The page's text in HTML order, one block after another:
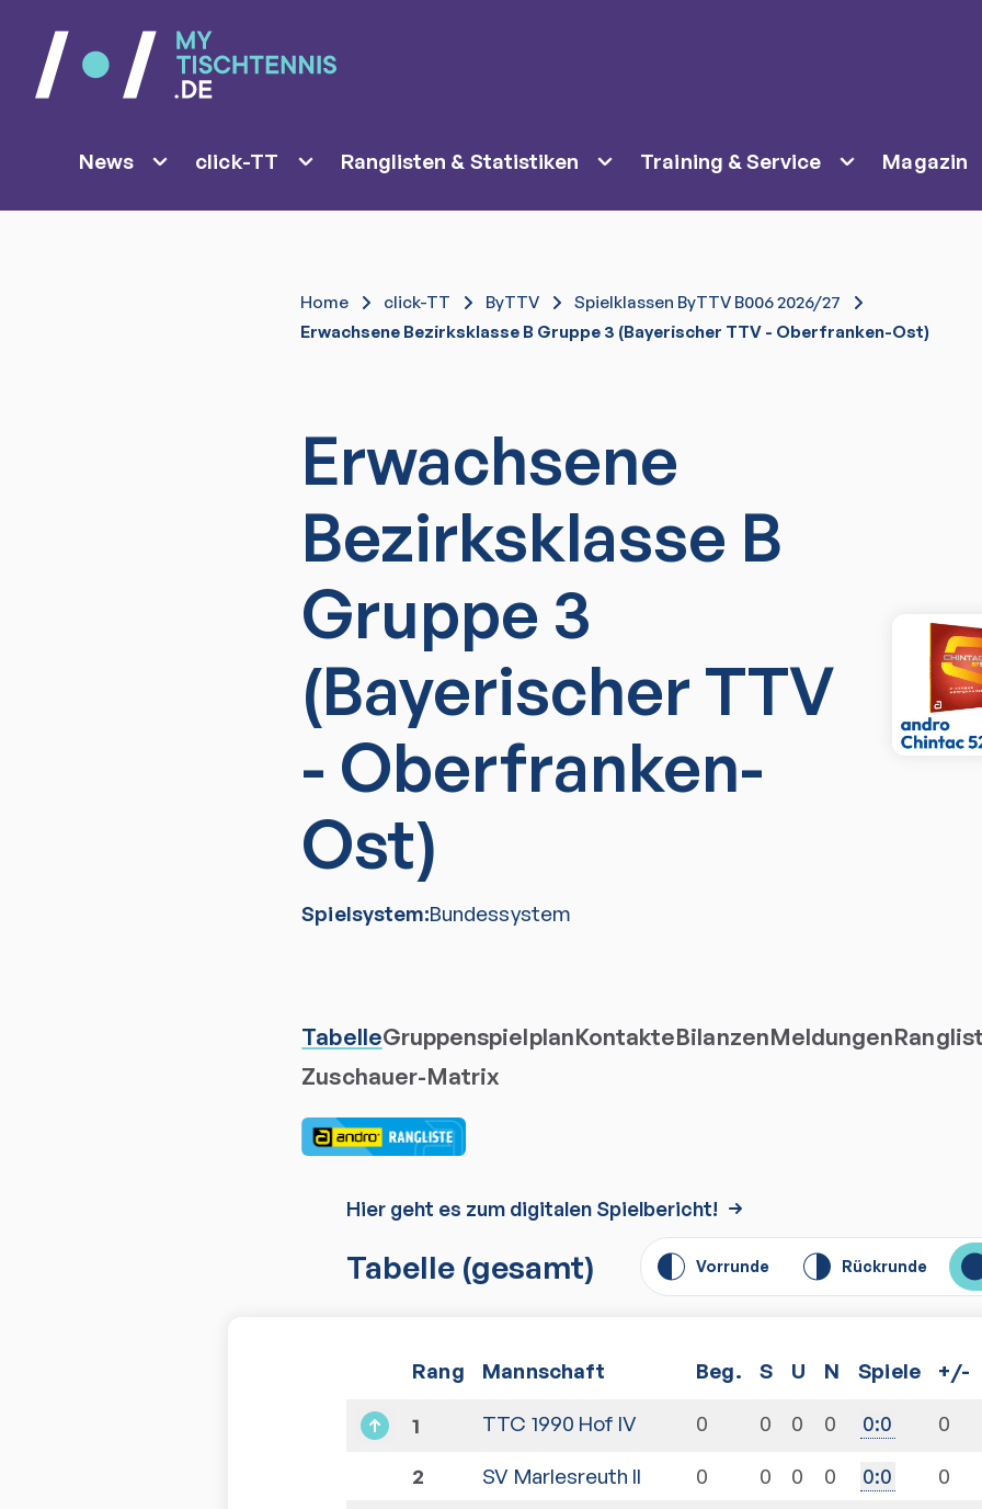
News click-TT Ranglisten & Statistiken Training & Service Magazin
Home click-TT ByTTV
Spielklassen ByTTV B006 2026/27
Erwachsene Bezirksklasse B Gruppe 3 (Bayerischer TTV - Oberfranken-Ost)
Erwachsene
Bezirksklasse B
Gruppe 3
(Bayerischer TTV
- Oberfranken-
Ost)
Spielsystem:Bundessystem
TabelleGruppenspielplanKontakteBilanzenMeldungen
Zuschauer-Matrix
Hier geht es zum digitalen Spielbericht!
Tabelle (gesamt) Vorrunde Rückrunde
Rang Mannschaft Beg. S U N Spiele +/-
1 TTC 1990 Hof IV 0 0 0 0 0:0 0
2 SV Marlesreuth II 0 0 0 0 0:0 0